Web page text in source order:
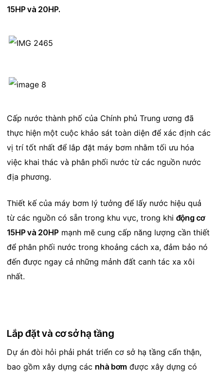
15HP và 20HP.
Cấp nước thành phố của Chính phủ Trung ương đã
thực hiện một cuộc khảo sát toàn diện để xác định các
vị trí tốt nhất để lắp đặt máy bơm nhằm tối ưu hóa
việc khai thác và phân phối nước từ các nguồn nước
địa phương.
Thiết kế của máy bơm lý tưởng để lấy nước hiệu quả
từ các nguồn có sẵn trong khu vực, trong khi động cơ
15HP và 20HP mạnh mẽ cung cấp năng lượng cần thiết
để phân phối nước trong khoảng cách xa, đảm bảo nó
đến được ngay cả những mảnh đất canh tác xa xôi
nhất.
Lắp đặt và cơ sở hạ tầng
Dự án đòi hỏi phải phát triển cơ sở hạ tầng cẩn thận,
bao gồm xây dựng các nhà bơmđược xây dựng có